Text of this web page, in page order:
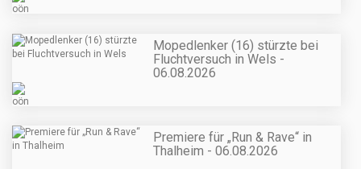
Mopedlenker (16) stürzte bei
Fluchtversuch in Wels -
06.08.2026
Premiere für „Run & Rave“ in
Thalheim - 06.08.2026